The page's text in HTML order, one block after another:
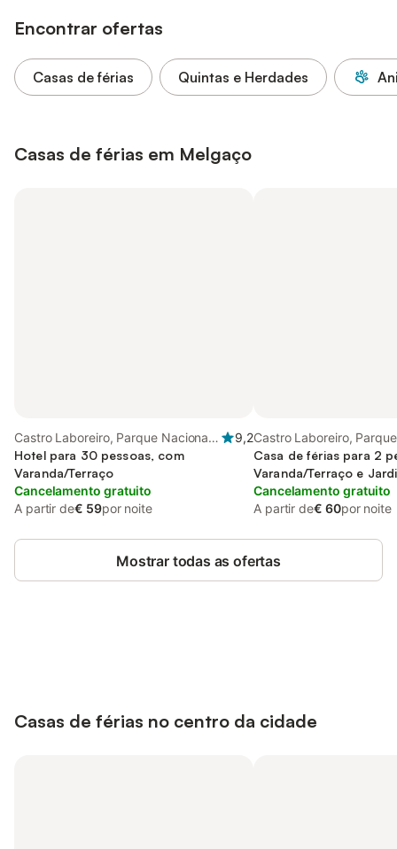
Encontrar ofertas
Casas de férias Quintas e Herdades
Casas de férias em Melgaço
Castro Laboreiro, Parque Nacional
da Peneda-Gerês
9,2
Hotel para 30 pessoas, com
Varanda/Terraço
Cancelamento gratuito
A partir de€ 59por noite
Castro Laboreiro,
da Peneda-Gerês
Casa de férias para 2
Varanda/Terraço e
Cancelamento gratuito
A partir de€ 60por noite
Mostrar todas as ofertas
Casas de férias no centro da cidade